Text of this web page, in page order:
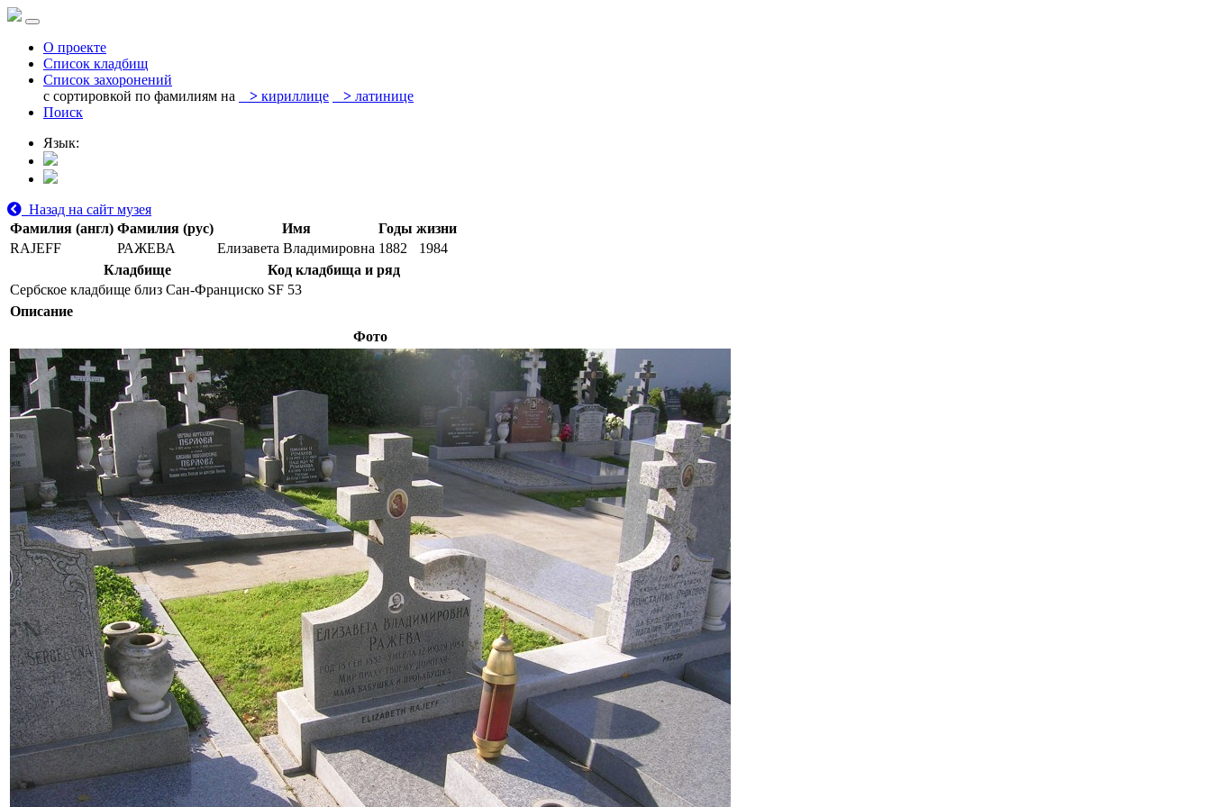
О проекте
Список кладбищ
Список захоронений
с сортировкой по фамилиям на
> кириллице > латинице
Поиск
Язык:
Назад на сайт музея
Фамилия (англ) Фамилия (рус) Имя
Годы жизни
RAJEFF
РАЖЕВА Елизавета Владимировна 1882
1984
Кладбище
Код кладбища и ряд
Сербское кладбище близ Сан-Франциско SF 53
Описание
Фото